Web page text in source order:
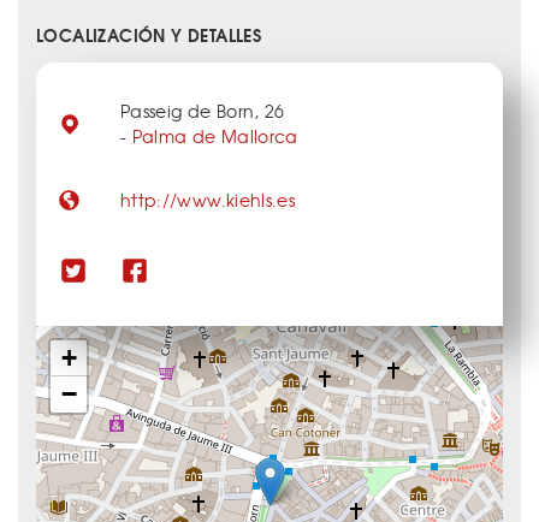
LOCALIZACIÓN Y DETALLES
+
−
Passeig de Born, 26
- Palma de Mallorca
http://www.kiehls.es